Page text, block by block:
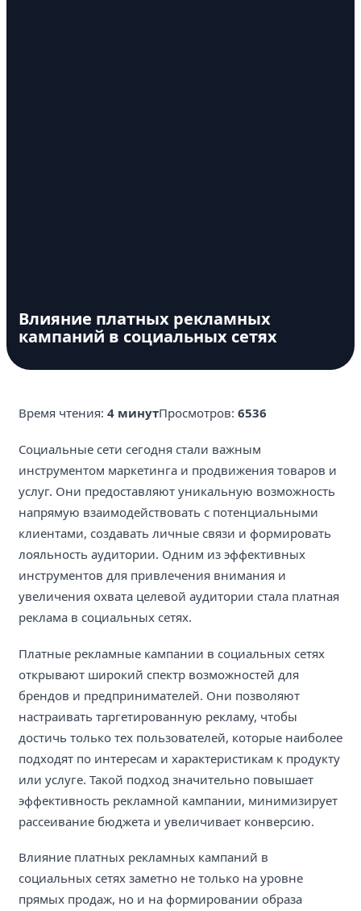
Влияние платных рекламных
кампаний в социальных сетях
Время чтения: 4 минутПросмотров: 6536
Социальные сети сегодня стали важным
инструментом маркетинга и продвижения товаров и
услуг. Они предоставляют уникальную возможность
напрямую взаимодействовать с потенциальными
клиентами, создавать личные связи и формировать
лояльность аудитории. Одним из эффективных
инструментов для привлечения внимания и
увеличения охвата целевой аудитории стала платная
реклама в социальных сетях.
Платные рекламные кампании в социальных сетях
открывают широкий спектр возможностей для
брендов и предпринимателей. Они позволяют
настраивать таргетированную рекламу, чтобы
достичь только тех пользователей, которые наиболее
подходят по интересам и характеристикам к продукту
или услуге. Такой подход значительно повышает
эффективность рекламной кампании, минимизирует
рассеивание бюджета и увеличивает конверсию.
Влияние платных рекламных кампаний в
социальных сетях заметно не только на уровне
прямых продаж, но и на формировании образа